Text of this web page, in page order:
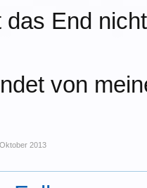
das End
von
2013